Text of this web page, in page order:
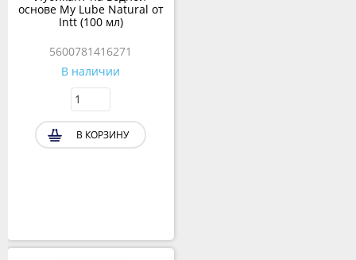
основе My Lube Natural от
Intt (100 мл)
5600781416271
В наличии
В КОРЗИНУ